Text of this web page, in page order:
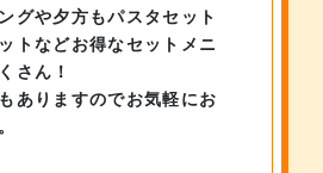
グや夕方もパスタセット
トなどお得なセットメニ
さん！
ありますのでお気軽にお